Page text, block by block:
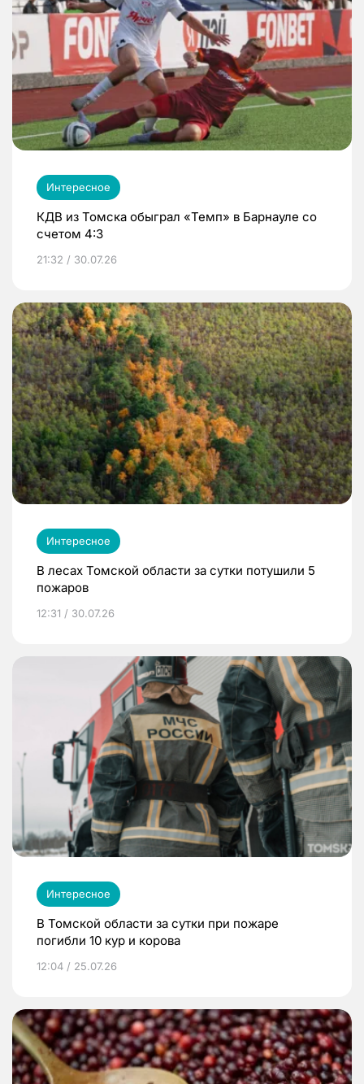
Интересное
КДВ из Томска обыграл «Темп» в Барнауле со
счетом 4:3
21:32 / 30.07.26
Интересное
В лесах Томской области за сутки потушили 5
пожаров
12:31 / 30.07.26
Интересное
В Томской области за сутки при пожаре
погибли 10 кур и корова
12:04 / 25.07.26